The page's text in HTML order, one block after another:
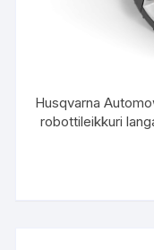
Husqvarna
robottileikkuri